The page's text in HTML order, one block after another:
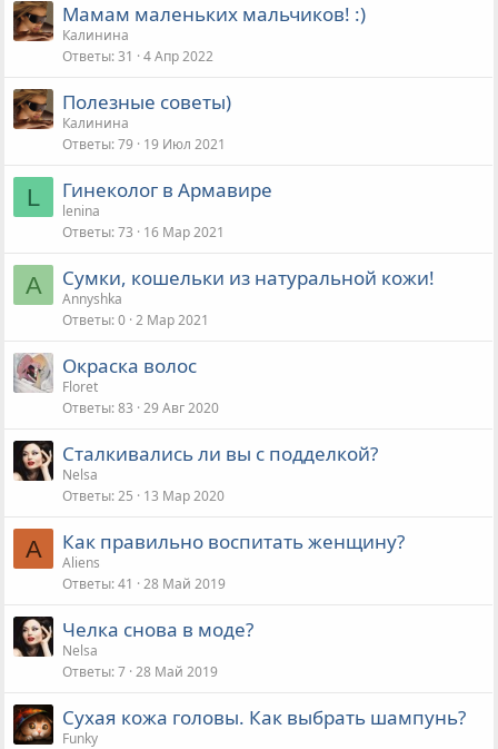
Мамам маленьких мальчиков! :)
Калинина
Ответы 31 4 Апр 2022
Полезные советы)
Калинина
Ответы 79 19 Июл 2021
L Гинеколог в Армавире
lenina
Ответы 73 16 Мар 2021
A Сумки, кошельки из натуральной кожи!
Annyshka
Ответы 0 2 Мар 2021
Окраска волос
Floret
Ответы 83 29 Авг 2020
Сталкивались ли вы с подделкой?
Nelsa
Ответы 25 13 Мар 2020
A Как правильно воспитать женщину?
Aliens
Ответы 41 28 Май 2019
Челка снова в моде?
Nelsa
Ответы 7 28 Май 2019
Сухая кожа головы. Как выбрать шампунь?
Funky